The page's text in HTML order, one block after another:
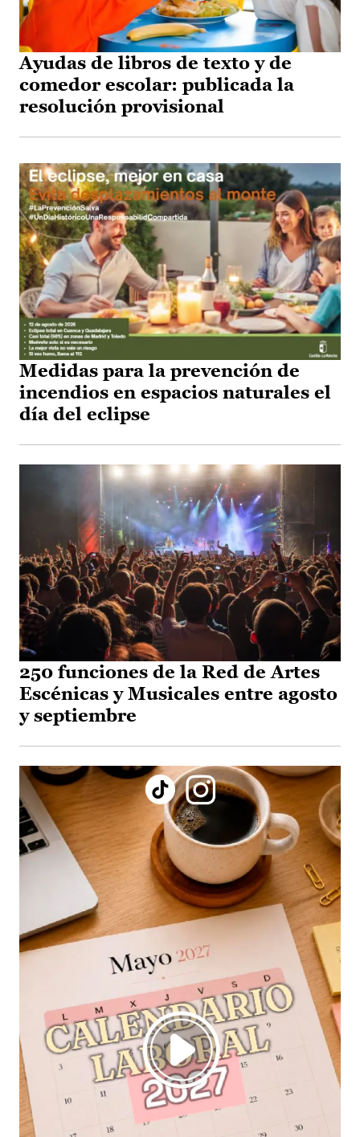
Ayudas de libros de texto y de
comedor escolar: publicada la
resolución provisional
Medidas para la prevención de
incendios en espacios naturales el
día del eclipse
250 funciones de la Red de Artes
Escénicas y Musicales entre agosto
y septiembre